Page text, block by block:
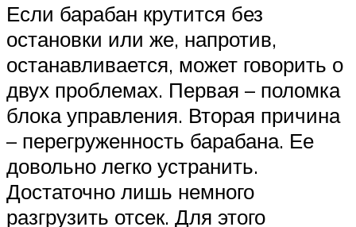
Если барабан крутится без
остановки или же, напротив,
останавливается, может говорить о
двух проблемах. Первая – поломка
блока управления. Вторая причина
– перегруженность барабана. Ее
довольно легко устранить.
Достаточно лишь немного
разгрузить отсек. Для этого